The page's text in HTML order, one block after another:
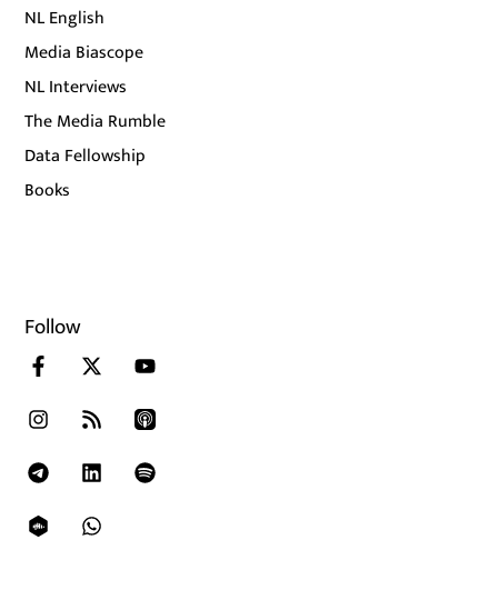
NL English
Media Biascope
NL Interviews
The Media Rumble
Data Fellowship
Books
Follow